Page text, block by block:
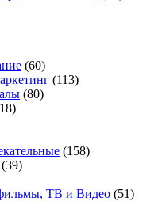
(60)
(113)
(80)
(158)
(39)
ТВ и Видео (51)